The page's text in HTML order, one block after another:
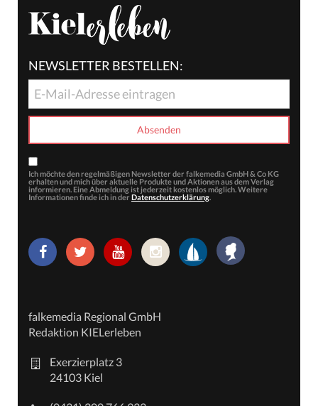
NEWSLETTER BESTELLEN:
Ich möchte den regelmäßigen Newsletter der falkemedia GmbH & Co KG
erhalten und mich über aktuelle Produkte und Aktionen aus dem Verlag
informieren. Eine Abmeldung ist jederzeit kostenlos möglich. Weitere
Informationen finde ich in der Datenschutzerklärung.
falkemedia Regional GmbH
Redaktion KIELerleben
Exerzierplatz 3
24103 Kiel